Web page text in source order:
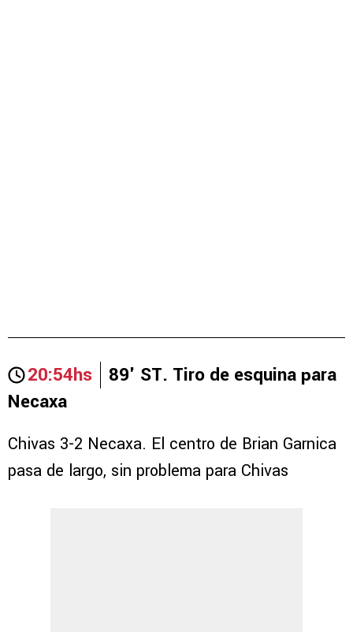
20:54hs
89' ST. Tiro de esquina para
Necaxa
Chivas 3-2 Necaxa. El centro de Brian Garnica
pasa de largo, sin problema para Chivas